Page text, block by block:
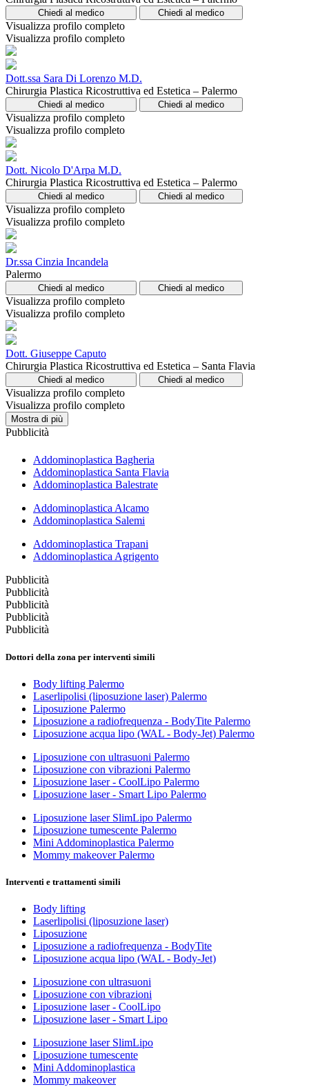
Chiedi al medico Chiedi al medico
Visualizza profilo completo
Visualizza profilo completo
Dott.ssa Sara Di Lorenzo M.D.
Chirurgia Plastica Ricostruttiva ed Estetica – Palermo
Chiedi al medico Chiedi al medico
Visualizza profilo completo
Visualizza profilo completo
Dott. Nicolo D'Arpa M.D.
Chirurgia Plastica Ricostruttiva ed Estetica – Palermo
Chiedi al medico Chiedi al medico
Visualizza profilo completo
Visualizza profilo completo
Dr.ssa Cinzia Incandela
Palermo
Chiedi al medico Chiedi al medico
Visualizza profilo completo
Visualizza profilo completo
Dott. Giuseppe Caputo
Chirurgia Plastica Ricostruttiva ed Estetica – Santa Flavia
Chiedi al medico Chiedi al medico
Visualizza profilo completo
Visualizza profilo completo
Mostra di più
Pubblicità
Addominoplastica Bagheria
Addominoplastica Santa Flavia
Addominoplastica Balestrate
Addominoplastica Alcamo
Addominoplastica Salemi
Addominoplastica Trapani
Addominoplastica Agrigento
Pubblicità
Pubblicità
Pubblicità
Pubblicità
Pubblicità
Dottori della zona per interventi simili
Body lifting Palermo
Laserlipolisi (liposuzione laser) Palermo
Liposuzione Palermo
Liposuzione a radiofrequenza - BodyTite Palermo
Liposuzione acqua lipo (WAL - Body-Jet) Palermo
Liposuzione con ultrasuoni Palermo
Liposuzione con vibrazioni Palermo
Liposuzione laser - CoolLipo Palermo
Liposuzione laser - Smart Lipo Palermo
Liposuzione laser SlimLipo Palermo
Liposuzione tumescente Palermo
Mini Addominoplastica Palermo
Mommy makeover Palermo
Interventi e trattamenti simili
Body lifting
Laserlipolisi (liposuzione laser)
Liposuzione
Liposuzione a radiofrequenza - BodyTite
Liposuzione acqua lipo (WAL - Body-Jet)
Liposuzione con ultrasuoni
Liposuzione con vibrazioni
Liposuzione laser - CoolLipo
Liposuzione laser - Smart Lipo
Liposuzione laser SlimLipo
Liposuzione tumescente
Mini Addominoplastica
Mommy makeover